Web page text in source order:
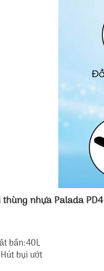
nhựa Palada
bẩn:40L
bụi ướt